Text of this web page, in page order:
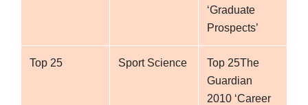
‘Graduate
Prospects’
Top 25 Sport Science
Top 25The
Guardian
2010 ‘Career